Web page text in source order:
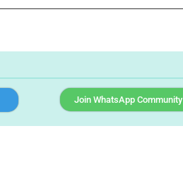
Join WhatsApp Community